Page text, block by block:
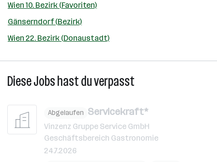
Wien 10. Bezirk (Favoriten)
Gänserndorf (Bezirk)
Wien 22. Bezirk (Donaustadt)
Diese Jobs hast du verpasst
Abgelaufen Servicekraft*
Vinzenz Gruppe Service GmbH
Geschäftsbereich Gastronomie
24.7.2026